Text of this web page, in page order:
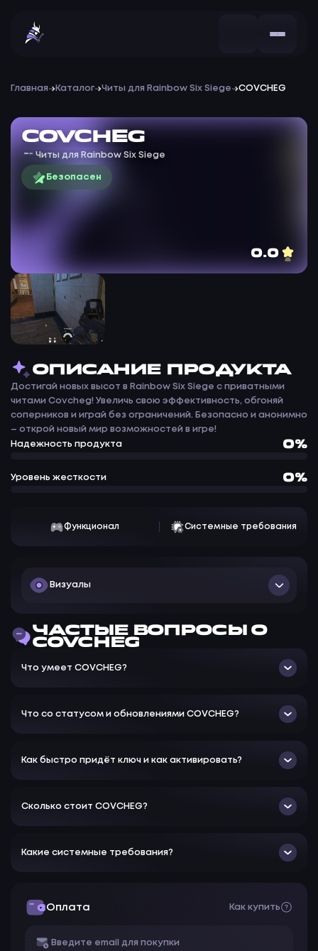
Главная Каталог Читы для Rainbow Six Siege COVCHEG
COVCHEG
Читы для Rainbow Six Siege
Безопасен
0.0
ОПИСАНИЕ ПРОДУКТА
Достигай новых высот в Rainbow Six Siege с приватными
читами Covcheg! Увеличь свою эффективность, обгоняй
соперников и играй без ограничений. Безопасно и анонимно
– открой новый мир возможностей в игре!
Надежность продукта
0%
Уровень жесткости 0%
Функционал Системные требования
Визуалы
объекты.
Сhams on players
Chams on gadgets
ЧАСТЫЕ ВОПРОСЫ О
COVCHEG
Что умеет COVCHEG?
Что со статусом и обновлениями COVCHEG?
Как быстро придёт ключ и как активировать?
Сколько стоит COVCHEG?
Какие системные требования?
Оплата Как купить